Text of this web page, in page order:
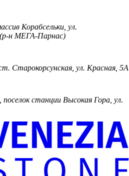
Корабсельки, ул.
(р-н МЕГА-Парнас)
Старокорсунская, ул. Красная, 5А
станции Высокая Гора, ул.